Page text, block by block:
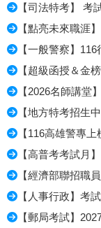
【司法特考】 考
【點亮未來職涯
【一般警察】
【超級函授＆金
【2026名師講堂
【地方特考招生
【116高雄警專
【高普考考試月
【經濟部聯招職
【人事行政】考
【郵局考試】